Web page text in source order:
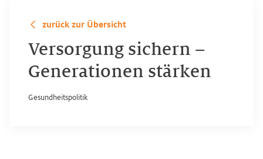
zurück zur Übersicht
Versorgung sichern –
Generationen stärken
Gesundheitspolitik